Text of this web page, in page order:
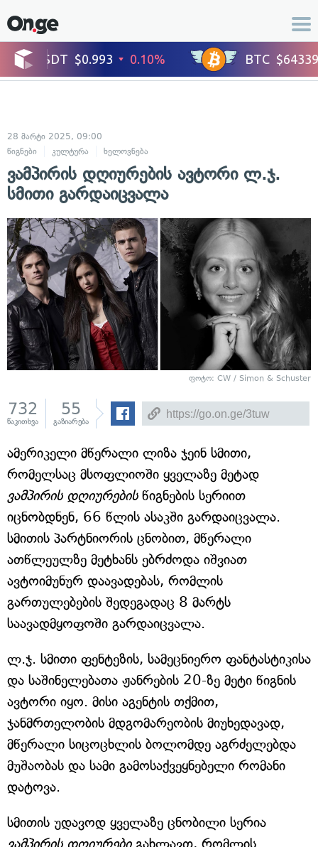
28 მარტი 2025, 09:00
წიგნები
კულტურა ხელოვნება
ვამპირის დღიურების ავტორი ლ.ჯ.
სმითი გარდაიცვალა
ფოტო: CW / Simon & Schuster
732
წაკითხვა
55
გაზიარება
ამერიკელი მწერალი ლიზა ჯეინ სმითი,
რომელსაც მსოფლიოში ყველაზე მეტად
ვამპირის დღიურებისწიგნების სერიით
იცნობდნენ, 66 წლის ასაკში გარდაიცვალა.
სმითის პარტნიორის ცნობით, მწერალი
ათწლეულზე მეტხანს ებრძოდა იშვიათ
ავტოიმუნურ დაავადებას, რომლის
გართულებების შედეგადაც 8 მარტს
საავადმყოფოში გარდაიცვალა.
ლ.ჯ. სმითი ფენტეზის, სამეცნიერო ფანტასტიკისა
და საშინელებათა ჟანრების 20-ზე მეტი წიგნის
ავტორი იყო. მისი აგენტის თქმით,
ჯანმრთელობის მდგომარეობის მიუხედავად,
მწერალი სიცოცხლის ბოლომდე აგრძელებდა
მუშაობას და სამი გამოსაქვეყნებელი რომანი
დატოვა.
სმითის უდავოდ ყველაზე ცნობილი სერია